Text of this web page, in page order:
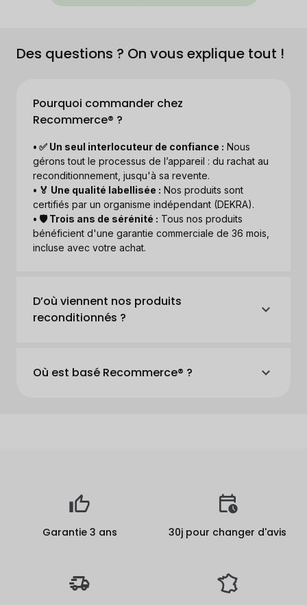
Des questions ? On vous explique tout !
Pourquoi commander chez
Recommerce® ?
• ✅ Un seul interlocuteur de confiance : Nous
gérons tout le processus de l’appareil : du rachat au
reconditionnement, jusqu'à sa revente.
• 🏅 Une qualité labellisée : Nos produits sont
certifiés par un organisme indépendant (DEKRA).
• 🛡️ Trois ans de sérénité : Tous nos produits
bénéficient d'une garantie commerciale de 36 mois,
incluse avec votre achat.
D’où viennent nos produits
reconditionnés ?
Où est basé Recommerce® ?
Garantie 3 ans 30j pour changer d'avis